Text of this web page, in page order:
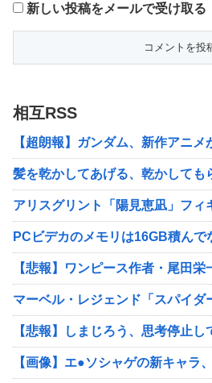
新しい投稿をメールで受け取る
相互RSS
【超朗報】ガンダム、新作アニメ
髪を乾かしてあげる、乾かして
アリスグリント「陽見恵凪」フィ
PCビデカのメモリは16GB積ん
【悲報】ワンピース作者・尾田
マーベル・レジェンド「スパイ
【悲報】しまじろう、思考停止し
【画像】エ●ソシャゲの新キャラ